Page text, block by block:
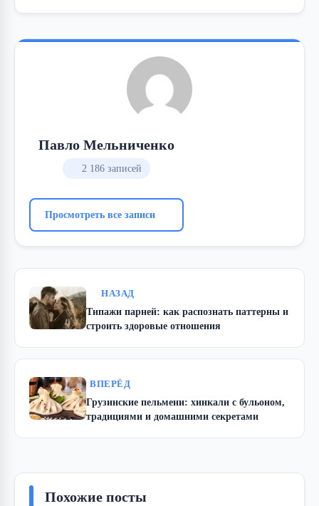
Павло Мельниченко
2 186 записей
Просмотреть все записи
НАЗАД
Типажи парней: как распознать паттерны и
строить здоровые отношения
ВПЕРЁД
Грузинские пельмени: хинкали с бульоном,
традициями и домашними секретами
Похожие посты